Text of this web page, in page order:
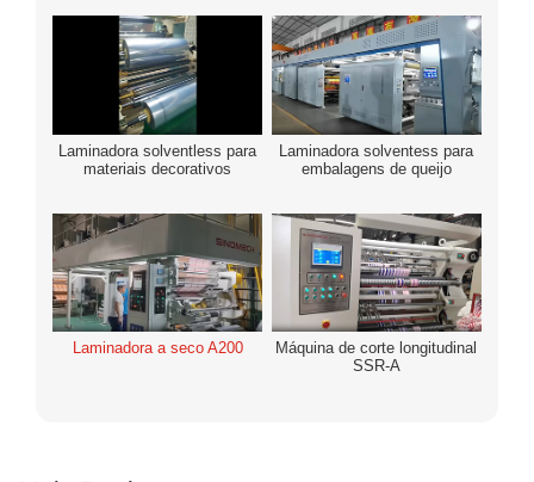
Laminadora solventless para
materiais decorativos
Laminadora solventess para
embalagens de queijo
Laminadora a seco A200
Máquina de corte longitudinal
SSR-A